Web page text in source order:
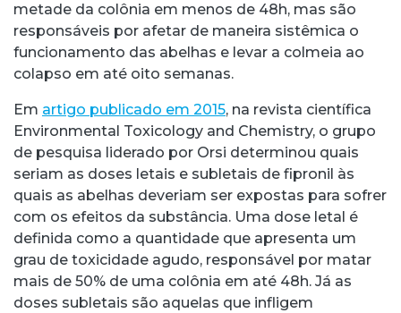
metade da colônia em menos de 48h, mas são
responsáveis por afetar de maneira sistêmica o
funcionamento das abelhas e levar a colmeia ao
colapso em até oito semanas.
Em artigo publicado em 2015, na revista científica
Environmental Toxicology and Chemistry, o grupo
de pesquisa liderado por Orsi determinou quais
seriam as doses letais e subletais de fipronil às
quais as abelhas deveriam ser expostas para sofrer
com os efeitos da substância. Uma dose letal é
definida como a quantidade que apresenta um
grau de toxicidade agudo, responsável por matar
mais de 50% de uma colônia em até 48h. Já as
doses subletais são aquelas que infligem